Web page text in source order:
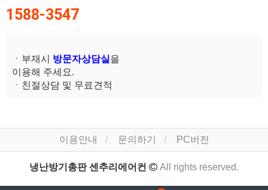
1588-3547
ㆍ부재시 방문자상담실 을
이용해 주세요.
ㆍ친절상담 및 무료견적
이용안내 문의하기 PC버전
냉난방기총판 센추리에어컨 All rights reserved.